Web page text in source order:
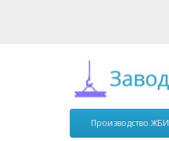
Производство ЖБИ